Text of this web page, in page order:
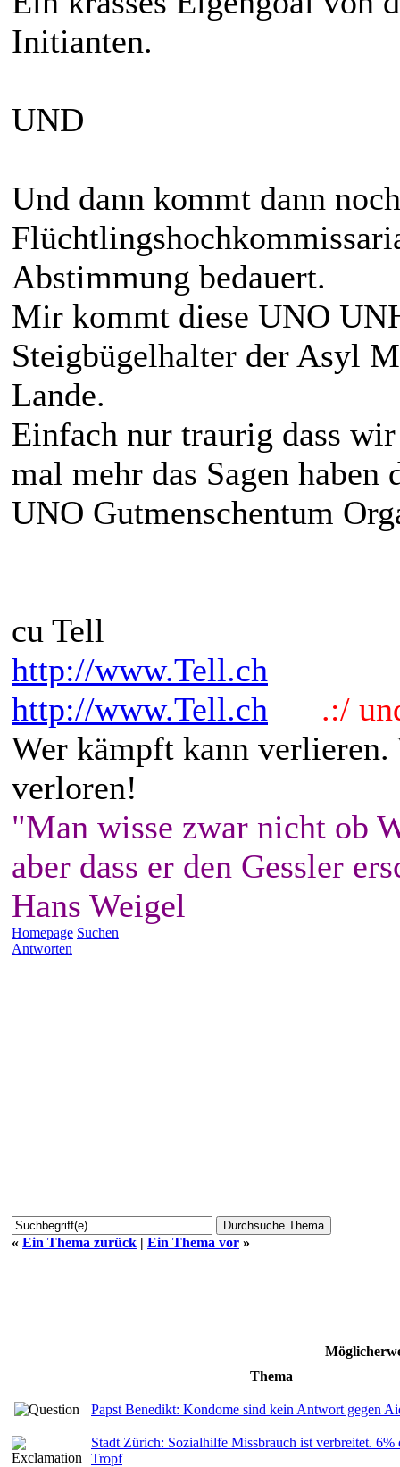
Initianten.
UND
Und dann kommt dann
Abstimmung bedauert.
Mir kommt diese UNO
Steigbügelhalter der Asyl
Lande.
Einfach nur traurig dass
mal mehr das Sagen
UNO Gutmenschentum
cu Tell
http://www.Tell.ch
http://www.Tell.ch
.:/
Wer kämpft kann
verloren!
"Man wisse zwar nicht ob
aber dass er den Gessler
Hans Weigel
Homepage Suchen
Antworten
« Ein Thema zurück | Ein Thema vor »
Thema
Papst Benedikt: Kondome sind kein Antwort gegen
Stadt Zürich: Sozialhilfe Missbrauch ist verbreitet. 6%
Tropf